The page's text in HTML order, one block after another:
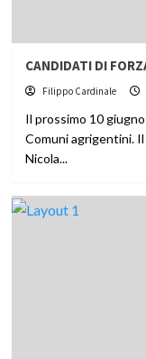
CANDIDATI DI
Filippo Cardinale
Il prossimo 10
Comuni agrigentini.
Nicola...